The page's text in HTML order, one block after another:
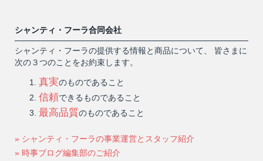
シャンティ・フーラ合同会社
シャンティ・フーラの提供する情報と商品について、 皆さまに
次の３つのことをお約束します。
真実のものであること
信頼できるものであること
最高品質のものであること
» シャンティ・フーラの事業運営とスタッフ紹介
» 時事ブログ編集部のご紹介